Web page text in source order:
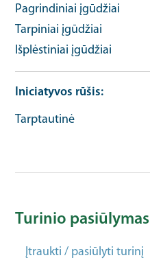
Pagrindiniai įgūdžiai
Tarpiniai įgūdžiai
Išplėstiniai įgūdžiai
Iniciatyvos rūšis
Tarptautinė
Turinio pasiūlymas
Įtraukti / pasiūlyti turinį